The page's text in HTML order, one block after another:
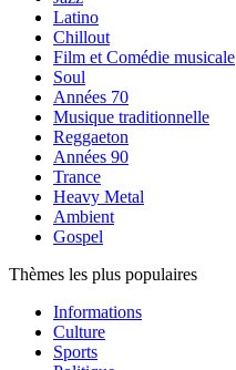
Latino
Chillout
Film et Comédie musicale
Soul
Années 70
Musique traditionnelle
Reggaeton
Années 90
Trance
Heavy Metal
Ambient
Gospel
Thèmes les plus populaires
Informations
Culture
Sports